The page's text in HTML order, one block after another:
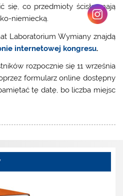
się, co przedmioty ścisłe mają
niemiecką.
Laboratorium Wymiany znajdą
internetowej kongresu.
rozpocznie się 11 września
formularz online dostępny
tę datę, bo liczba miejsc